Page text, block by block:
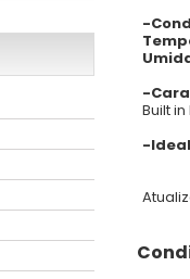
-
-
Built
-